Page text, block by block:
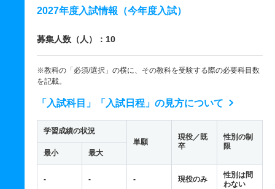
2027年度入試情報（今年度入試）
募集人数（人）：10
※教科の「必須/選択」の横に、その教科を受験する際の必要科目数
を記載。
「入試科目」「入試日程」の見方について
学習成績の状況
単願
現役／既
卒
性別の制
限
最小 最大
- - - 現役のみ
性別は問
わない